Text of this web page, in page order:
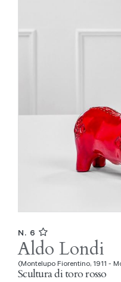
N. 6
Aldo Londi
(Montelupo Fiorentino, 1911 -
Scultura di toro rosso